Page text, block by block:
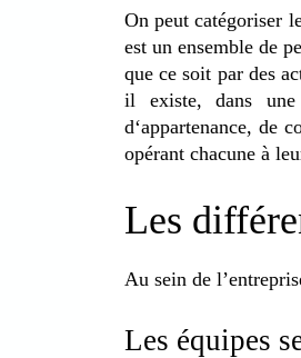
On peut catégoriser
est un ensemble de
que ce soit par des
il existe, dans
d‘appartenance, de
opérant chacune à
Les
Au sein de
Les équipes